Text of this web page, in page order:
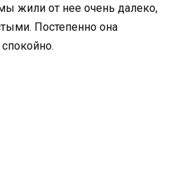
жили от нее очень далеко,
Постепенно она